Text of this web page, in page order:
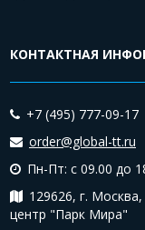
КОНТАКТНАЯ
+7 (495) 777-09-17
order@global-tt.ru
Пн-Пт: с 09.00 до
129626, г.
центр "Парк Мира"